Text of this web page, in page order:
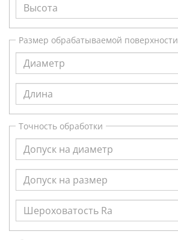
Размер обрабатываемой поверхности
Точность обработки